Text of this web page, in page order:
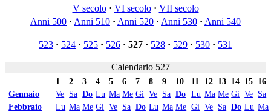
V secolo· VI secolo· VII secolo
Anni 500 · Anni 510 · Anni 520 · Anni 530 · Anni 540
523 · 524 · 525 · 526 · 527 · 528 · 529 · 530 · 531
Calendario 527
1 2 3 4 5 6 7 8 9 10 11 12 13 14 15 16
Gennaio
Ve Sa Do Lu Ma Me Gi Ve Sa Do Lu Ma Me Gi Ve Sa
Febbraio
Lu Ma Me Gi Ve Sa Do Lu Ma Me Gi Ve Sa Do Lu Ma